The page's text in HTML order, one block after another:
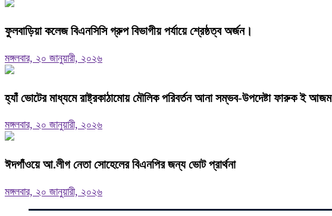
ফুলবাড়িয়া কলেজ বিএনসিসি গ্রুপ বিভাগীয় পর্যায়ে শ্রেষ্ঠত্ব অর্জন।
মঙ্গলবার, ২০ জানুয়ারী, ২০২৬
হ্যাঁ ভোটের মাধ্যমে রাষ্ট্রকাঠামোয় মৌলিক পরিবর্তন আনা সম্ভব-উপদেষ্টা ফারুক ই আজম
মঙ্গলবার, ২০ জানুয়ারী, ২০২৬
ঈদগাঁওয়ে আ.লীগ নেতা সোহেলের বিএনপির জন্য ভোট প্রার্থনা
মঙ্গলবার, ২০ জানুয়ারী, ২০২৬